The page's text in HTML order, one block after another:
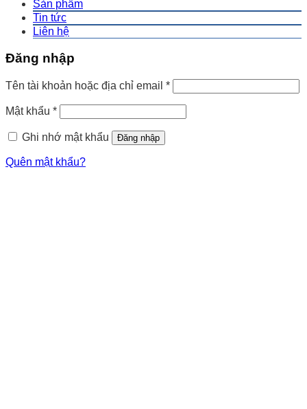
Sản phẩm
Tin tức
Liên hệ
Đăng nhập
Tên tài khoản hoặc địa chỉ email *
Mật khẩu *
Ghi nhớ mật khẩu Đăng nhập
Quên mật khẩu?